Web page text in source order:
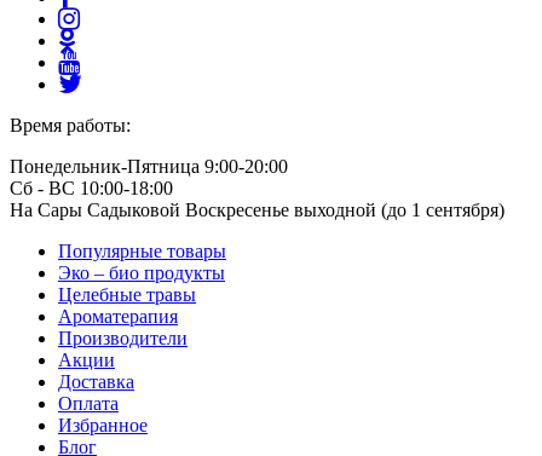
Время работы:
Понедельник-Пятница 9:00-20:00
Сб - ВС 10:00-18:00
На Сары Садыковой Воскресенье выходной (до 1 сентября)
Популярные товары
Эко – био продукты
Целебные травы
Ароматерапия
Производители
Акции
Доставка
Оплата
Избранное
Блог